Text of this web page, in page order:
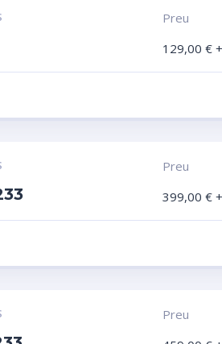
Preu
129,00 €
Preu
399,00 €
Preu